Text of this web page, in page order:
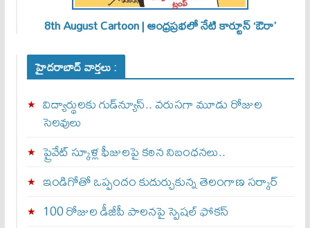
8th August Cartoon | ఆంధ్రప్రభలో నేటి కార్టూన్ ‘ఔరా’
హైదరాబాద్ వార్తలు :
విద్యార్థులకు గుడ్‌న్యూస్.. వరుసగా మూడు రోజుల
సెలవులు
ప్రైవేట్ స్కూళ్ల ఫీజులపై కఠిన నిబంధనలు..
ఇండిగోతో ఒప్పందం కుదుర్చుకున్న తెలంగాణ స‌ర్కార్
100 రోజుల డీజీపీ పాలనపై స్పెషల్ ఫోకస్